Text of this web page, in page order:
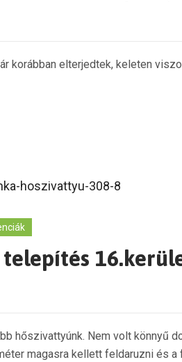
korábban elterjedtek, keleten
hőszivattyúnk. Nem volt
magasra kellett feldaruzni és